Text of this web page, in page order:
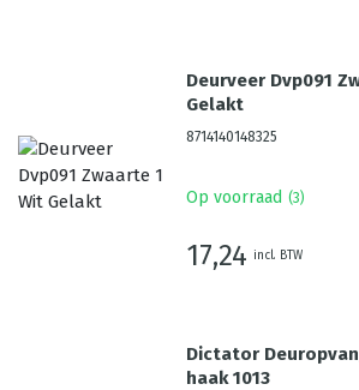
Deurveer Dvp091
Gelakt
8714140148325
Op voorraad (3)
17,24 incl. BTW
Dictator
haak 1013